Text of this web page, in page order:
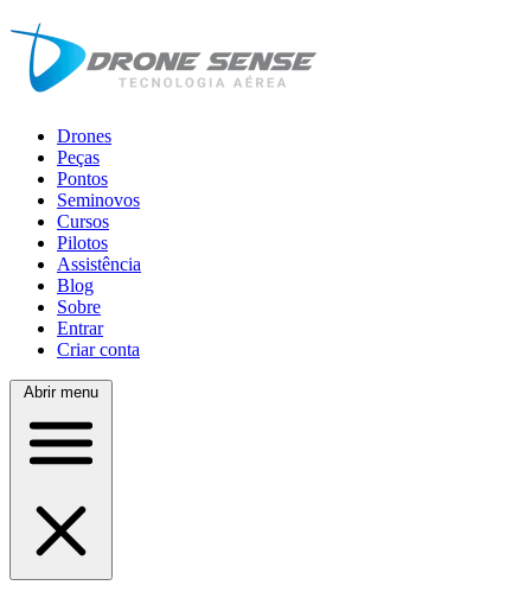
Drones
Peças
Pontos
Seminovos
Cursos
Pilotos
Assistência
Blog
Sobre
Entrar
Criar conta
Abrir menu